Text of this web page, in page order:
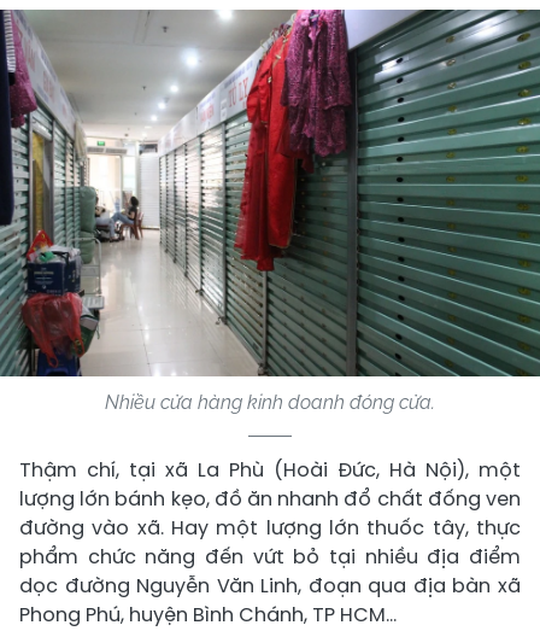
Nhiều cửa hàng kinh doanh đóng cửa.
Thậm chí, tại xã La Phù (Hoài Đức, Hà Nội), một
lượng lớn bánh kẹo, đồ ăn nhanh đổ chất đống ven
đường vào xã. Hay một lượng lớn thuốc tây, thực
phẩm chức năng đến vứt bỏ tại nhiều địa điểm
dọc đường Nguyễn Văn Linh, đoạn qua địa bàn xã
Phong Phú, huyện Bình Chánh, TP HCM…